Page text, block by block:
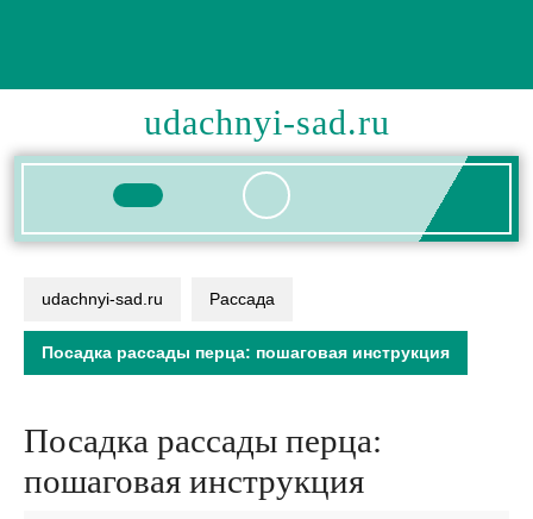
udachnyi-sad.ru
Кнопка
udachnyi-sad.ru Рассада
Посадка рассады перца: пошаговая инструкция
Посадка рассады перца:
пошаговая инструкция